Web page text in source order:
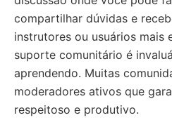
compartilhar dúvidas e
instrutores ou usuários mais
suporte comunitário é
aprendendo. Muitas
moderadores ativos que
respeitoso e produtivo.